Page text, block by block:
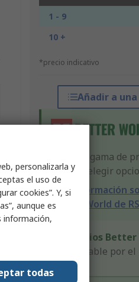
1 - 9
10 +
*precio indicativo
Añadir a
Nuestra gama de
ayuda a elegir
Más información
Better World de RS
Criterios
Reparable por
personalizarla y
el uso de
cookies”. Y, si
aunque es
información,
todas